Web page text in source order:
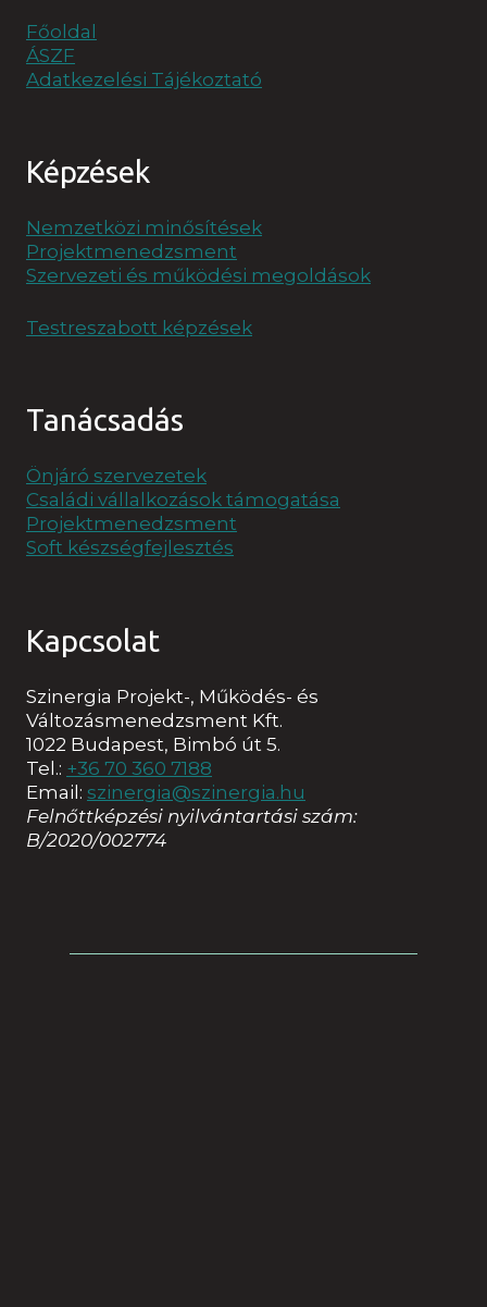
Főoldal
ÁSZF
Adatkezelési Tájékoztató
Képzések
Nemzetközi minősítések
Projektmenedzsment
Szervezeti és működési megoldások
Testreszabott képzések
Tanácsadás
Önjáró szervezetek
Családi vállalkozások támogatása
Projektmenedzsment
Soft készségfejlesztés
Kapcsolat
Szinergia Projekt-, Működés- és
Változásmenedzsment Kft.
1022 Budapest, Bimbó út 5.
Tel.: +36 70 360 7188
Email: szinergia@szinergia.hu
Felnőttképzési nyilvántartási szám:
B/2020/002774